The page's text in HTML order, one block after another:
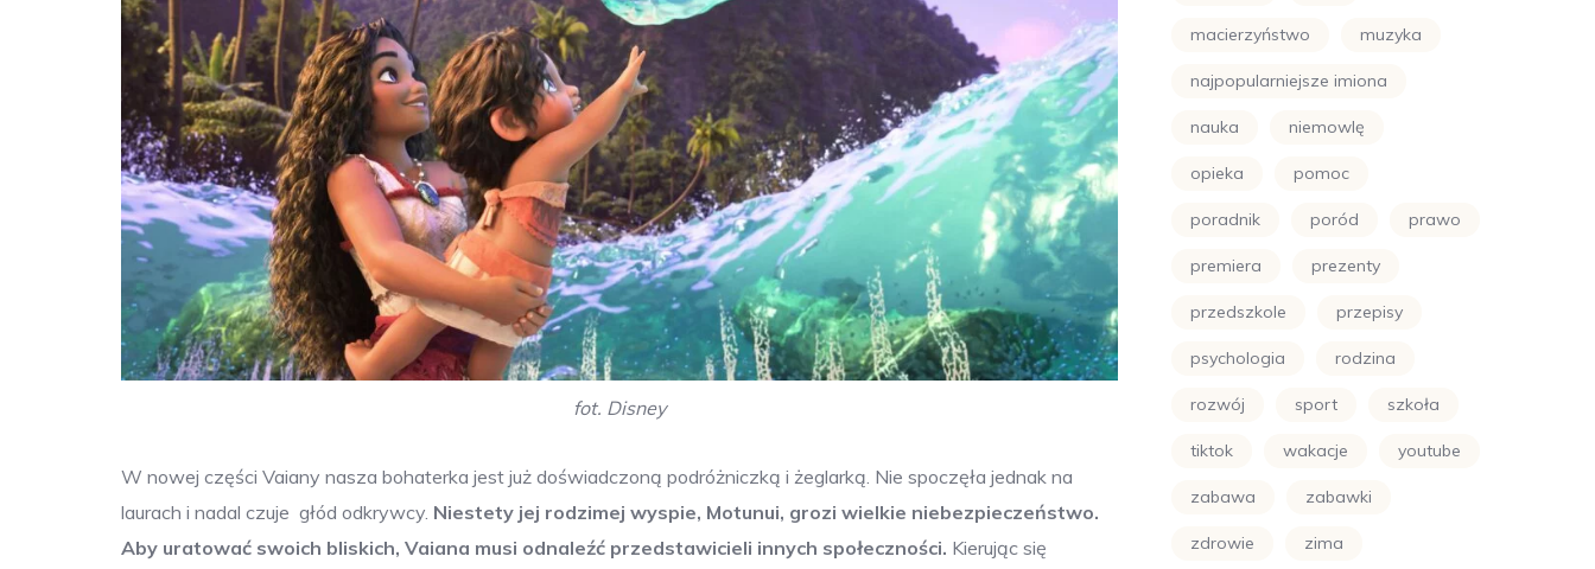
fot. Disney
W nowej części Vaiany nasza bohaterka jest już doświadczoną podróżniczką i żeglarką. Nie spoczęła jednak na
laurach i nadal czuje głód odkrywcy. Niestety jej rodzimej wyspie, Motunui, grozi wielkie niebezpieczeństwo.
Aby uratować swoich bliskich, Vaiana musi odnaleźć przedstawicieli innych społeczności. Kierując się
macierzyństwo muzyka
najpopularniejsze imiona
nauka niemowlę
opieka pomoc
poradnik poród prawo
premiera prezenty
przedszkole przepisy
psychologia rodzina
rozwój sport szkoła
tiktok wakacje youtube
zabawa zabawki
zdrowie zima